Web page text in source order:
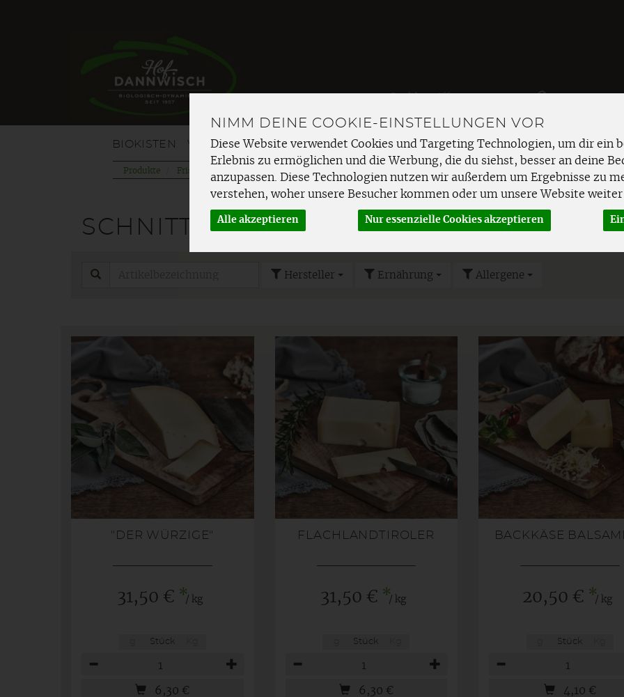
NIMM DEINE COOKIE-EINSTELLUNGEN VOR
Diese Website verwendet Cookies und Targeting Technologien, um dir ein
Erlebnis zu ermöglichen und die Werbung, die du siehst, besser an deine
anzupassen. Diese Technologien nutzen wir außerdem um Ergebnisse zu
verstehen, woher unsere Besucher kommen oder um unsere Website
Alle akzeptieren Nur essenzielle Cookies akzeptieren
BIOKISTEN VOM HOF OBST GEMÜSE FRISCHETHEKE SPEISEKAMMER
Produkte Frischetheke Schnitt- & Hartkäse
SCHNITT- & HARTKÄSE
Hersteller Ernährung Allergene
"DER WÜRZIGE"
31,50 € */ kg
Stück
6,30 €
FLACHLANDTIROLER
31,50 € */ kg
Stück
6,30 €
BACKKÄSE
20,50 € */ kg
Stück
4,10 €